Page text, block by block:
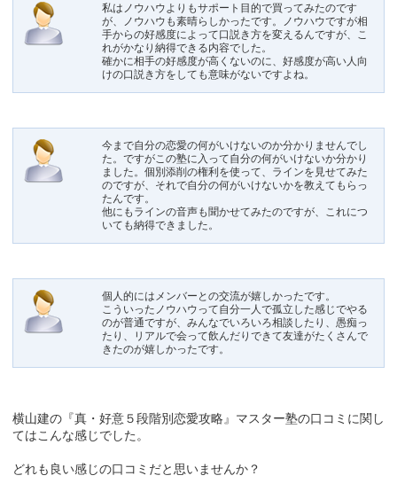
私はノウハウよりもサポート目的で買ってみたのです
が、ノウハウも素晴らしかったです。ノウハウですが相
手からの好感度によって口説き方を変えるんですが、こ
れがかなり納得できる内容でした。
確かに相手の好感度が高くないのに、好感度が高い人向
けの口説き方をしても意味がないですよね。
今まで自分の恋愛の何がいけないのか分かりませんでし
た。ですがこの塾に入って自分の何がいけないか分かり
ました。個別添削の権利を使って、ラインを見せてみた
のですが、それで自分の何がいけないかを教えてもらっ
たんです。
他にもラインの音声も聞かせてみたのですが、これにつ
いても納得できました。
個人的にはメンバーとの交流が嬉しかったです。
こういったノウハウって自分一人で孤立した感じでやる
のが普通ですが、みんなでいろいろ相談したり、愚痴っ
たり、リアルで会って飲んだりできて友達がたくさんで
きたのが嬉しかったです。
横山建の『真・好意５段階別恋愛攻略』マスター塾の口コミに関し
てはこんな感じでした。
どれも良い感じの口コミだと思いませんか？